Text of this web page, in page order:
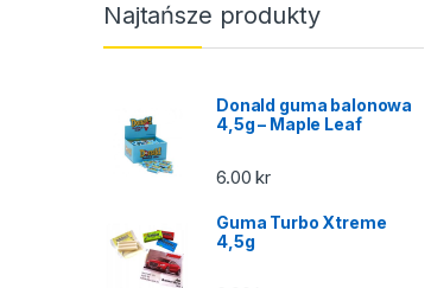
Najtańsze produkty
Donald guma balonowa
4,5g – Maple Leaf
6.00kr
Guma Turbo Xtreme
4,5g